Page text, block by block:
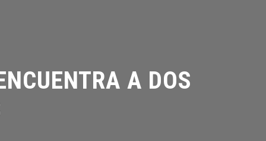
A DOS